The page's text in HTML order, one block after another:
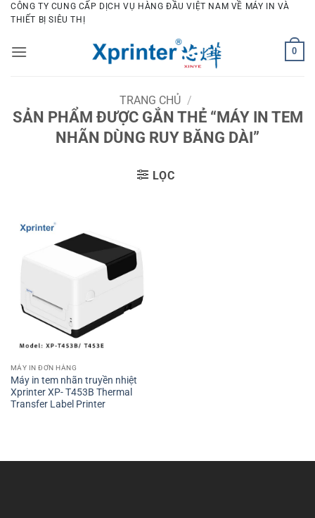
Bỏ
qua
dung
CÔNG TY CUNG CẤP DỊCH VỤ HÀNG ĐẦU VIỆT NAM VỀ MÁY IN VÀ
THIẾT BỊ SIÊU THỊ
0
TRANG CHỦ /
SẢN PHẨM ĐƯỢC GẮN THẺ “MÁY IN TEM
NHÃN DÙNG RUY BĂNG DÀI”
LỌC
MÁY IN ĐƠN HÀNG
Máy in tem nhãn truyền nhiệt
Xprinter XP- T453B Thermal
Transfer Label Printer